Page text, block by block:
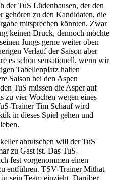
der TuS Lüdenhausen, der den
gehören zu den Kandidaten, die
mitsprechen könnten. Zwar
keinen Druck, dennoch möchte
Jungs gerne weiter oben
Verlauf der Saison aber
es schon sensationell, wenn wir
Tabellenplatz halten
Saison bei den Aspen
TuS müssen die Asper auf
zu vier Wochen wegen eines
Trainer Tim Schauf wird
in dieses Spiel gehen und
abrutschen will der TuS
zu Gast ist. Das TuS-
fest vorgenommen einen
entführen. TSV-Trainer Mithat
sein Team einzieht. Darüber